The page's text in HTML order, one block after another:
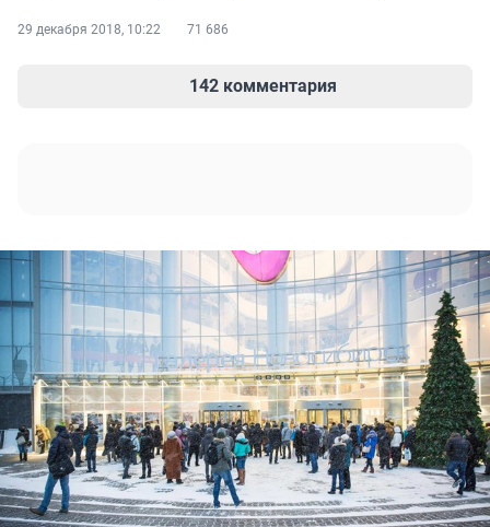
29 декабря 2018, 10:22 71 686
142 комментария